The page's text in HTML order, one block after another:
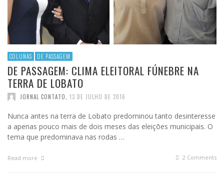
COLUNAS DE PASSAGEM
DE PASSAGEM: CLIMA ELEITORAL FÚNEBRE NA
TERRA DE LOBATO
JORNAL CONTATO 13 DE JULHO DE 2016
Nunca antes na terra de Lobato predominou tanto desinteresse
a apenas pouco mais de dois meses das eleições municipais. O
tema que predominava nas rodas …
Read more 2 Comments